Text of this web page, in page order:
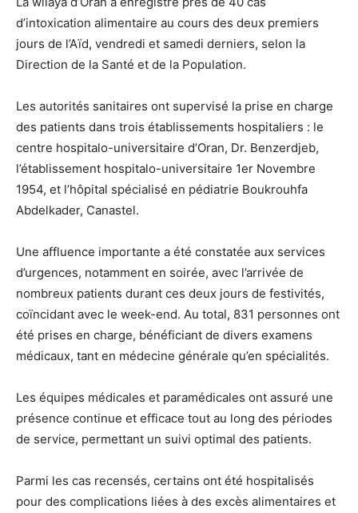
d’intoxication alimentaire au cours des deux premiers
jours de l’Aïd, vendredi et samedi derniers, selon la
Direction de la Santé et de la Population.
Les autorités sanitaires ont supervisé la prise en charge
des patients dans trois établissements hospitaliers : le
centre hospitalo-universitaire d’Oran, Dr. Benzerdjeb,
l’établissement hospitalo-universitaire 1er Novembre
1954, et l’hôpital spécialisé en pédiatrie Boukrouhfa
Abdelkader, Canastel.
Une affluence importante a été constatée aux services
d’urgences, notamment en soirée, avec l’arrivée de
nombreux patients durant ces deux jours de festivités,
coïncidant avec le week-end. Au total, 831 personnes ont
été prises en charge, bénéficiant de divers examens
médicaux, tant en médecine générale qu’en spécialités.
Les équipes médicales et paramédicales ont assuré une
présence continue et efficace tout au long des périodes
de service, permettant un suivi optimal des patients.
Parmi les cas recensés, certains ont été hospitalisés
pour des complications liées à des excès alimentaires et